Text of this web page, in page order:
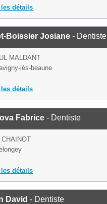
détails
Boissier Josiane - Dentiste
MALDANT
lès-beaune
détails
Fabrice - Dentiste
CHAINOT
détails
David - Dentiste